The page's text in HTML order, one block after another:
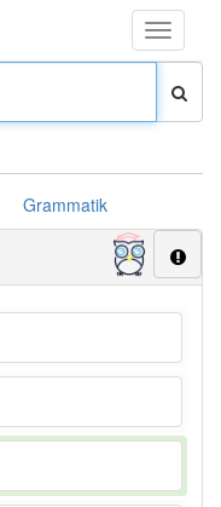
Toggle
Grammatik